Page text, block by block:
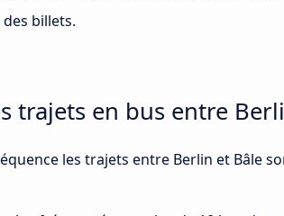
billets.
trajets en bus entre
les trajets entre Berlin et Bâle